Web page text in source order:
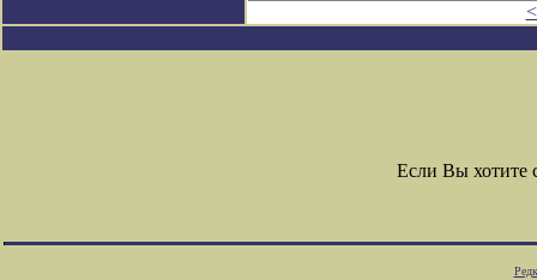
Если Вы хотите